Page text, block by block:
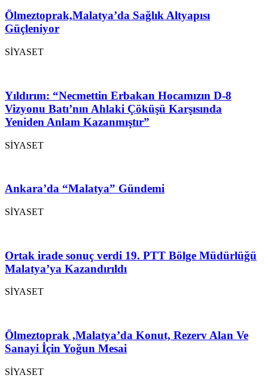
Ölmeztoprak,Malatya’da Sağlık Altyapısı
Güçleniyor
SİYASET
Yıldırım: “Necmettin Erbakan Hocamızın D-8
Vizyonu Batı’nın Ahlaki Çöküşü Karşısında
Yeniden Anlam Kazanmıştır”
SİYASET
Ankara’da “Malatya” Gündemi
SİYASET
Ortak irade sonuç verdi 19. PTT Bölge Müdürlüğü
Malatya’ya Kazandırıldı
SİYASET
Ölmeztoprak ,Malatya’da Konut, Rezerv Alan Ve
Sanayi İçin Yoğun Mesai
SİYASET